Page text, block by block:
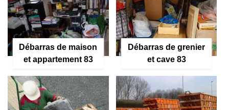
Débarras de maison
et appartement 83
Débarras de grenier
et cave 83